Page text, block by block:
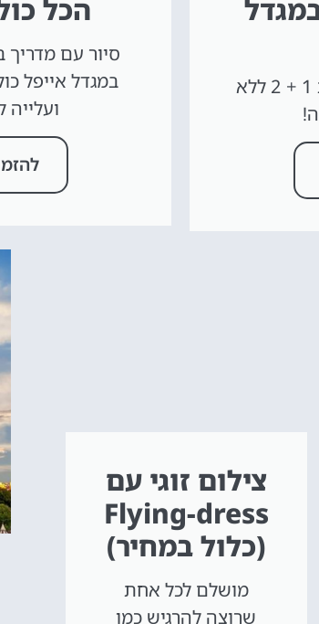
1+2 במגדל
עלו לנוף של הקומות 1 + 2 ללא
הכל
סיור עם
ועלייה
צילום זוגי עם
Flying-dress
(כלול במחיר)
מושלם לכל אחת
שרוצה להרגיש כמו
כרטיסים